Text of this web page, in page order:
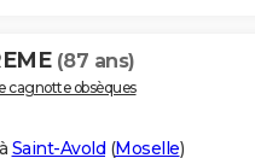
(87 ans)
cagnotte obsèques
Saint-Avold (Moselle)